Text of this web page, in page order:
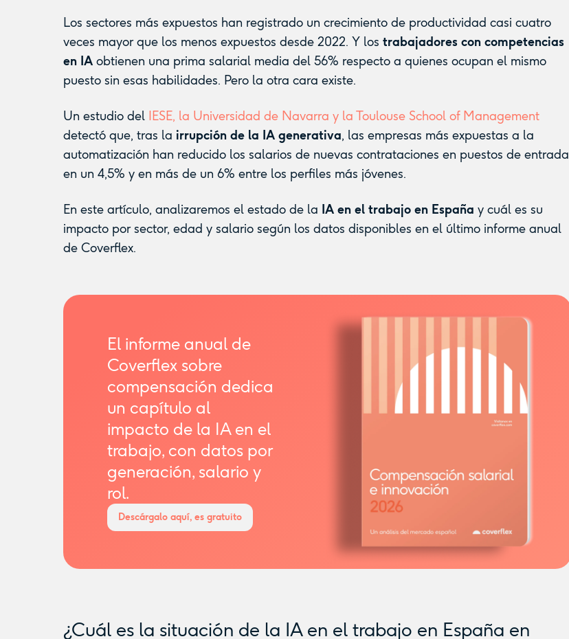
Los sectores más expuestos han registrado un crecimiento de productividad casi cuatro
veces mayor que los menos expuestos desde 2022. Y los trabajadores con competencias
en IA obtienen una prima salarial media del 56% respecto a quienes ocupan el mismo
puesto sin esas habilidades. Pero la otra cara existe.
Un estudio del IESE, la Universidad de Navarra y la Toulouse School of Management
detectó que, tras la irrupción de la IA generativa, las empresas más expuestas a la
automatización han reducido los salarios de nuevas contrataciones en puestos de entrada
en un 4,5% y en más de un 6% entre los perfiles más jóvenes.
En este artículo, analizaremos el estado de la IA en el trabajo en España y cuál es su
impacto por sector, edad y salario según los datos disponibles en el último informe anual
de Coverflex.
El informe anual de
Coverflex sobre
compensación dedica
un capítulo al
impacto de la IA en el
trabajo, con datos por
generación, salario y
rol.
Descárgalo aquí, es gratuito
¿Cuál es la situación de la IA en el trabajo en España en